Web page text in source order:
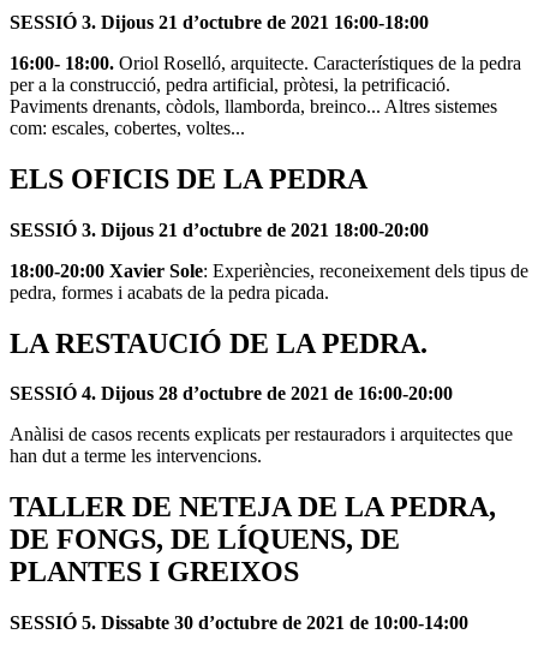
SESSIÓ 3. Dijous 21 d’octubre de 2021 16:00-18:00
16:00- 18:00. Oriol Roselló, arquitecte. Característiques de la pedra
per a la construcció, pedra artificial, pròtesi, la petrificació.
Paviments drenants, còdols, llamborda, breinco... Altres sistemes
com: escales, cobertes, voltes...
ELS OFICIS DE LA PEDRA
SESSIÓ 3. Dijous 21 d’octubre de 2021 18:00-20:00
18:00-20:00 Xavier Sole: Experiències, reconeixement dels tipus de
pedra, formes i acabats de la pedra picada.
LA RESTAUCIÓ DE LA PEDRA.
SESSIÓ 4. Dijous 28 d’octubre de 2021 de 16:00-20:00
Anàlisi de casos recents explicats per restauradors i arquitectes que
han dut a terme les intervencions.
TALLER DE NETEJA DE LA PEDRA,
DE FONGS, DE LÍQUENS, DE
PLANTES I GREIXOS
SESSIÓ 5. Dissabte 30 d’octubre de 2021 de 10:00-14:00